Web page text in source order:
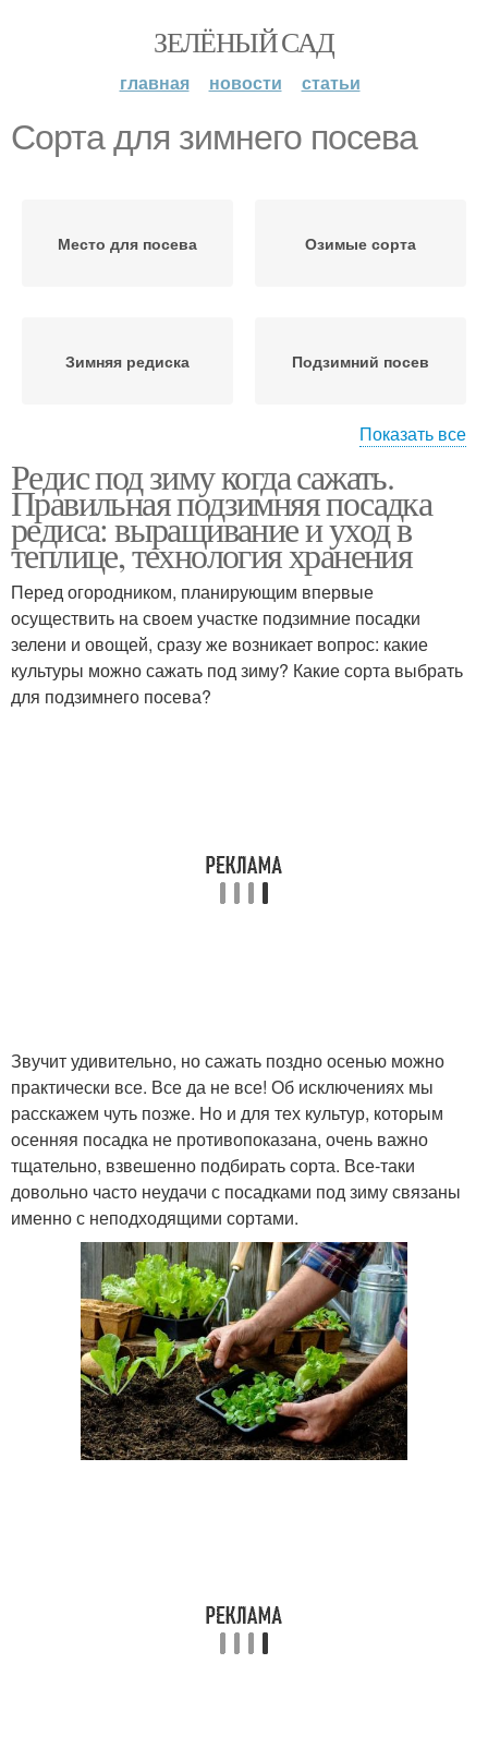
ЗЕЛЁНЫЙ САД
главная новости статьи
Сорта для зимнего посева
Место для посева Озимые сорта
Зимняя редиска Подзимний посев
Стойкие сорта
подзимнего посева
Показать все
Редис под зиму когда сажать.
Правильная подзимняя посадка
редиса: выращивание и уход в
теплице, технология хранения
Перед огородником, планирующим впервые
осуществить на своем участке подзимние посадки
зелени и овощей, сразу же возникает вопрос: какие
культуры можно сажать под зиму? Какие сорта выбрать
для подзимнего посева?
Звучит удивительно, но сажать поздно осенью можно
практически все. Все да не все! Об исключениях мы
расскажем чуть позже. Но и для тех культур, которым
осенняя посадка не противопоказана, очень важно
тщательно, взвешенно подбирать сорта. Все-таки
довольно часто неудачи с посадками под зиму связаны
именно с неподходящими сортами.